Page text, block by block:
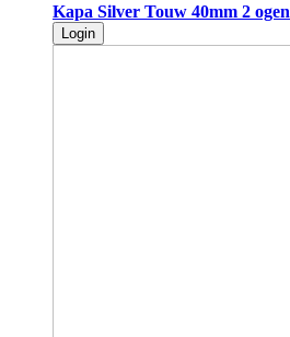
Kapa Silver Touw 40mm 2 ogen
Login